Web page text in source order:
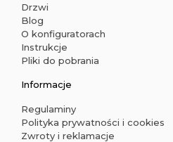
Drzwi
Blog
O konfiguratorach
Instrukcje
Pliki do pobrania
Informacje
Regulaminy
Polityka prywatności i cookies
Zwroty i reklamacje